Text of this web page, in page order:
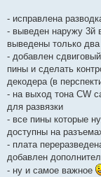
- исправлена
- выведен наружу 3й
выведены только
- добавлен
пины и сделать
декодера (в
- на выход тона CW
для развязки
- все пины которые
доступны на
- плата
добавлен
- ну и самое важное